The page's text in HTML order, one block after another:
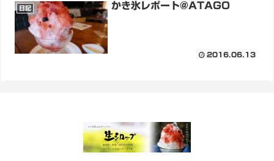
日記 かき氷レポート@ATAGO
2016.06.13